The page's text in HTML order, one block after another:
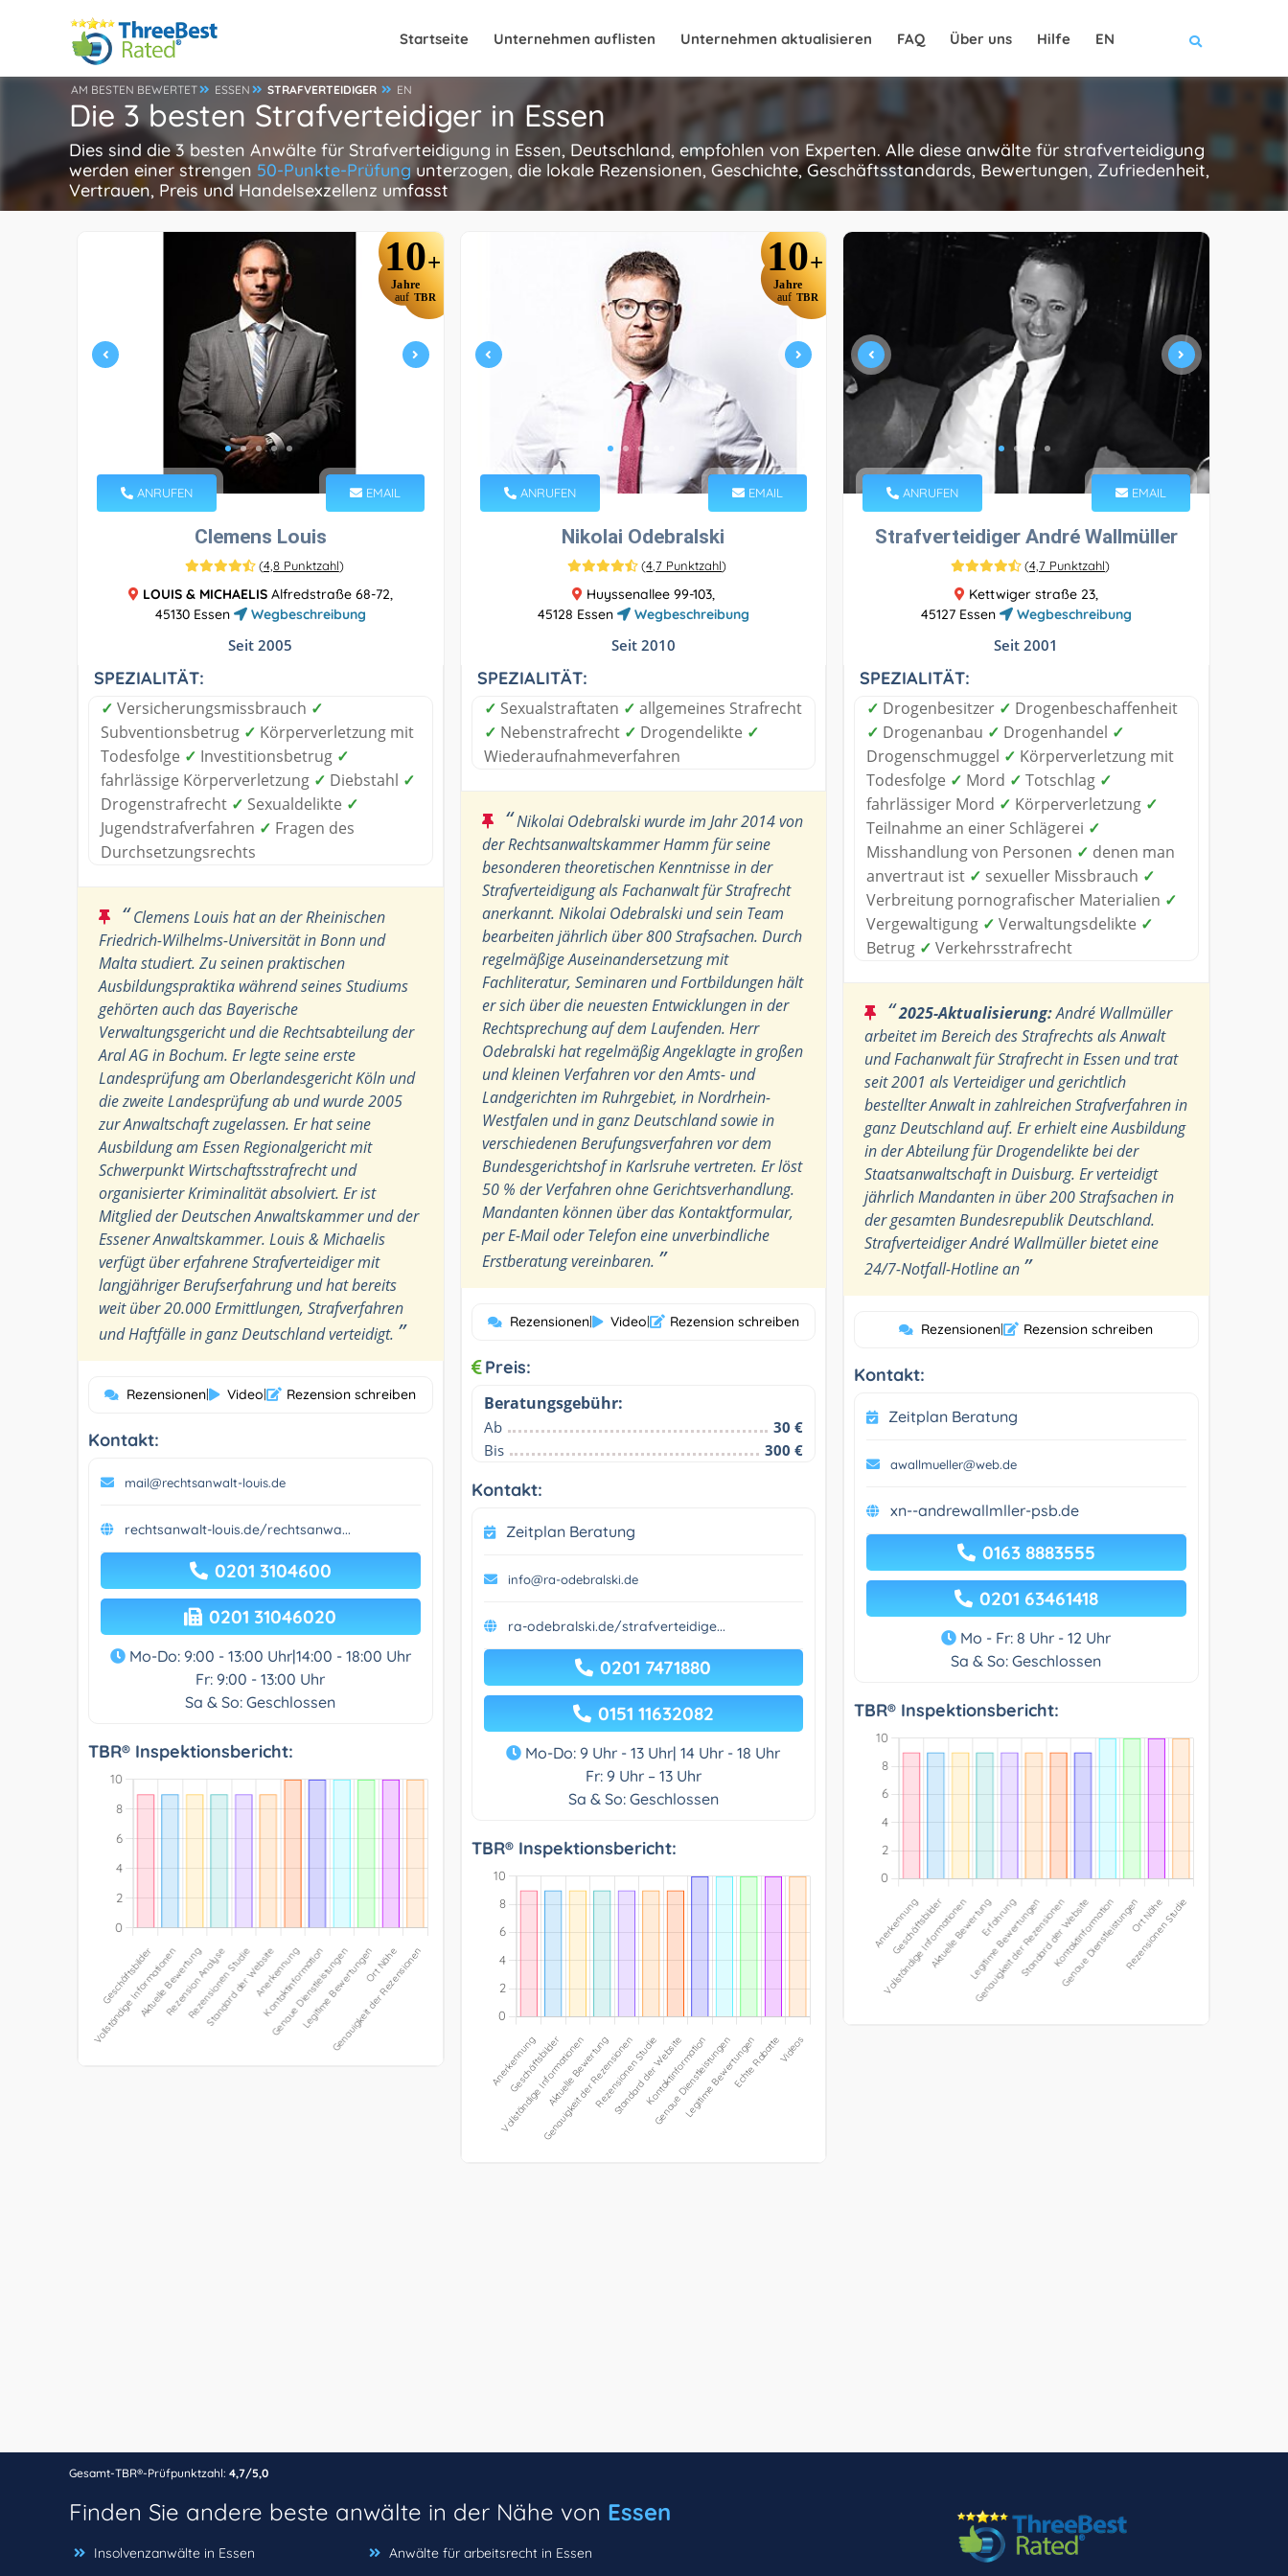
Startseite Unternehmen auflisten Unternehmen aktualisieren FAQ Über uns Hilfe EN
AM BESTEN BEWERTET ESSEN STRAFVERTEIDIGER EN
Die 3 besten Strafverteidiger in Essen
Dies sind die 3 besten Anwälte für Strafverteidigung in Essen, Deutschland, empfohlen von Experten. Alle diese anwälte für strafverteidigung
werden einer strengen 50-Punkte-Prüfungunterzogen, die lokale Rezensionen, Geschichte, Geschäftsstandards, Bewertungen, Zufriedenheit,
Vertrauen, Preis und Handelsexzellenz umfasst
10+
Jahre
auf TBR
ANRUFEN EMAIL
Clemens Louis
(4,8 Punktzahl)
LOUIS & MICHAELISAlfredstraße 68-72,
45130 Essen
Wegbeschreibung
Seit 2005
SPEZIALITÄT:
✓ Versicherungsmissbrauch ✓
Subventionsbetrug ✓ Körperverletzung mit
Todesfolge ✓ Investitionsbetrug ✓
fahrlässige Körperverletzung ✓ Diebstahl ✓
Drogenstrafrecht ✓ Sexualdelikte ✓
Jugendstrafverfahren ✓ Fragen des
Durchsetzungsrechts
“Clemens Louis hat an der Rheinischen
Friedrich-Wilhelms-Universität in Bonn und
Malta studiert. Zu seinen praktischen
Ausbildungspraktika während seines Studiums
gehörten auch das Bayerische
Verwaltungsgericht und die Rechtsabteilung der
Aral AG in Bochum. Er legte seine erste
Landesprüfung am Oberlandesgericht Köln und
die zweite Landesprüfung ab und wurde 2005
zur Anwaltschaft zugelassen. Er hat seine
Ausbildung am Essen Regionalgericht mit
Schwerpunkt Wirtschaftsstrafrecht und
organisierter Kriminalität absolviert. Er ist
Mitglied der Deutschen Anwaltskammer und der
Essener Anwaltskammer. Louis & Michaelis
verfügt über erfahrene Strafverteidiger mit
langjähriger Berufserfahrung und hat bereits
weit über 20.000 Ermittlungen, Strafverfahren
und Haftfälle in ganz Deutschland verteidigt. ”
Rezensionen| Video| Rezension schreiben
Kontakt:
mail@rechtsanwalt-louis.de
rechtsanwalt-louis.de/rechtsanwa...
0201 3104600
0201 31046020
Mo-Do: 9:00 - 13:00 Uhr|14:00 - 18:00 Uhr
Fr: 9:00 - 13:00 Uhr
Sa & So: Geschlossen
TBR® Inspektionsbericht:
10+
Jahre
auf TBR
ANRUFEN EMAIL
Nikolai Odebralski
(4,7 Punktzahl)
Huyssenallee 99-103,
45128 Essen
Wegbeschreibung
Seit 2010
SPEZIALITÄT:
✓ Sexualstraftaten ✓ allgemeines Strafrecht
✓ Nebenstrafrecht ✓ Drogendelikte ✓
Wiederaufnahmeverfahren
“Nikolai Odebralski wurde im Jahr 2014 von
der Rechtsanwaltskammer Hamm für seine
besonderen theoretischen Kenntnisse in der
Strafverteidigung als Fachanwalt für Strafrecht
anerkannt. Nikolai Odebralski und sein Team
bearbeiten jährlich über 800 Strafsachen. Durch
regelmäßige Auseinandersetzung mit
Fachliteratur, Seminaren und Fortbildungen hält
er sich über die neuesten Entwicklungen in der
Rechtsprechung auf dem Laufenden. Herr
Odebralski hat regelmäßig Angeklagte in großen
und kleinen Verfahren vor den Amts- und
Landgerichten im Ruhrgebiet, in Nordrhein-
Westfalen und in ganz Deutschland sowie in
verschiedenen Berufungsverfahren vor dem
Bundesgerichtshof in Karlsruhe vertreten. Er löst
50 % der Verfahren ohne Gerichtsverhandlung.
Mandanten können über das Kontaktformular,
per E-Mail oder Telefon eine unverbindliche
Erstberatung vereinbaren. ”
Rezensionen| Video| Rezension schreiben
Preis:
Beratungsgebühr:
Ab
30 €
Bis
300 €
Kontakt:
Zeitplan Beratung
info@ra-odebralski.de
ra-odebralski.de/strafverteidige...
0201 7471880
0151 11632082
Mo-Do: 9 Uhr - 13 Uhr| 14 Uhr - 18 Uhr
Fr: 9 Uhr – 13 Uhr
Sa & So: Geschlossen
TBR® Inspektionsbericht:
ANRUFEN EMAIL
Strafverteidiger André Wallmüller
(4,7 Punktzahl)
Kettwiger straße 23,
45127 Essen
Wegbeschreibung
Seit 2001
SPEZIALITÄT:
✓ Drogenbesitzer ✓ Drogenbeschaffenheit
✓ Drogenanbau ✓ Drogenhandel ✓
Drogenschmuggel ✓ Körperverletzung mit
Todesfolge ✓ Mord ✓ Totschlag ✓
fahrlässiger Mord ✓ Körperverletzung ✓
Teilnahme an einer Schlägerei ✓
Misshandlung von Personen ✓ denen man
anvertraut ist ✓ sexueller Missbrauch ✓
Verbreitung pornografischer Materialien ✓
Vergewaltigung ✓ Verwaltungsdelikte ✓
Betrug ✓ Verkehrsstrafrecht
“2025-Aktualisierung:André Wallmüller
arbeitet im Bereich des Strafrechts als Anwalt
und Fachanwalt für Strafrecht in Essen und trat
seit 2001 als Verteidiger und gerichtlich
bestellter Anwalt in zahlreichen Strafverfahren in
ganz Deutschland auf. Er erhielt eine Ausbildung
in der Abteilung für Drogendelikte bei der
Staatsanwaltschaft in Duisburg. Er verteidigt
jährlich Mandanten in über 200 Strafsachen in
der gesamten Bundesrepublik Deutschland.
Strafverteidiger André Wallmüller bietet eine
24/7-Notfall-Hotline an ”
Rezensionen| Rezension schreiben
Kontakt:
Zeitplan Beratung
awallmueller@web.de
xn--andrewallmller-psb.de
0163 8883555
0201 63461418
Mo - Fr: 8 Uhr - 12 Uhr
Sa & So: Geschlossen
TBR® Inspektionsbericht:
Gesamt-TBR®-Prüfpunktzahl: 4,7/5,0
Finden Sie andere beste anwälte in der Nähe von Essen
Insolvenzanwälte in Essen
Anwälte für arbeitsrecht in Essen